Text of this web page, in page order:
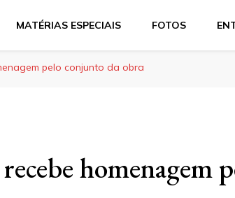
MATÉRIAS ESPECIAIS FOTOS
pelo conjunto da obra
homenagem